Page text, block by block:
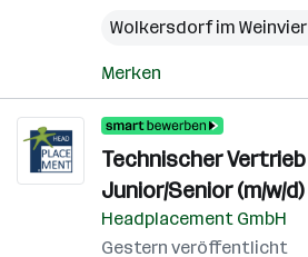
Wolkersdorf im
Merken
Technischer
Junior/Senior (m/w/d)
Headplacement GmbH
Gestern veröffentlicht